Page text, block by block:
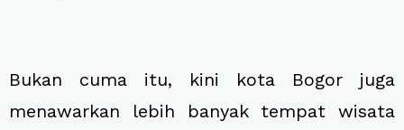
Bukan cuma itu, kini kota Bogor juga
menawarkan lebih banyak tempat wisata